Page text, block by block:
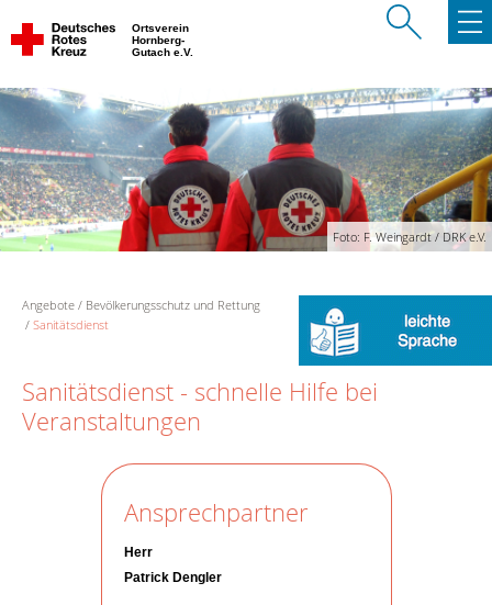
Ortsverein
Hornberg-
Gutach e.V.
Foto: F. Weingardt / DRK e.V.
Angebote
Bevölkerungsschutz und Rettung
Sanitätsdienst
Sanitätsdienst - schnelle Hilfe bei
Veranstaltungen
Ansprechpartner
Herr
Patrick Dengler